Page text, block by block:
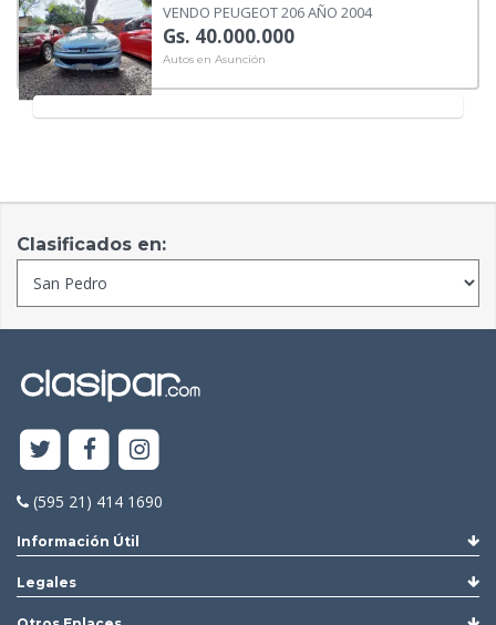
VENDO PEUGEOT 206 AÑO 2004
Gs. 40.000.000
Autos en Asunción
Clasificados en:
(595 21) 414 1690
Información Útil
Legales